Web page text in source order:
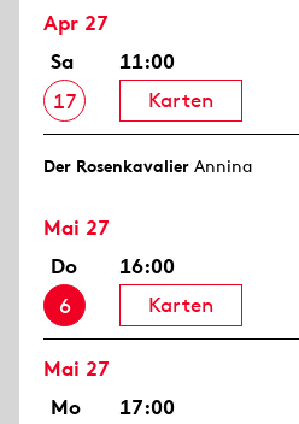
Apr 27
Sa
17
11:00
Karten
Der Rosen­kavalier Annina
Mai 27
Do
6
16:00
Karten
Mai 27
Mo
17:00